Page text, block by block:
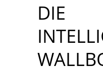
DIE